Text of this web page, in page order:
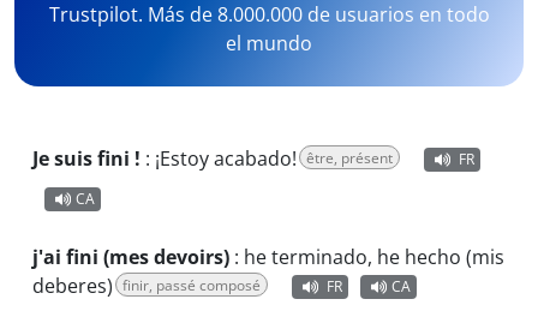
Trustpilot. Más de 8.000.000 de usuarios en todo
el mundo
Je suis fini ! : ¡Estoy acabado! être, présent
FR
CA
j'ai fini (mes devoirs) : he terminado, he hecho (mis
deberes) finir, passé composé FR CA